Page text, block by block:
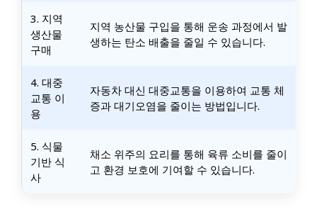
3. 지역
생산물
구매
지역 농산물 구입을 통해 운송 과정에서 발
생하는 탄소 배출을 줄일 수 있습니다.
4. 대중
교통 이
용
자동차 대신 대중교통을 이용하여 교통 체
증과 대기오염을 줄이는 방법입니다.
5. 식물
기반 식
사
채소 위주의 요리를 통해 육류 소비를 줄이
고 환경 보호에 기여할 수 있습니다.